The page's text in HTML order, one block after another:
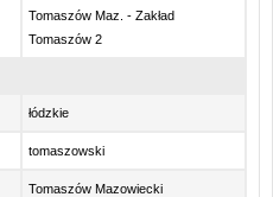
Tomaszów Maz. - Zakład
Tomaszów 2
łódzkie
tomaszowski
Tomaszów Mazowiecki